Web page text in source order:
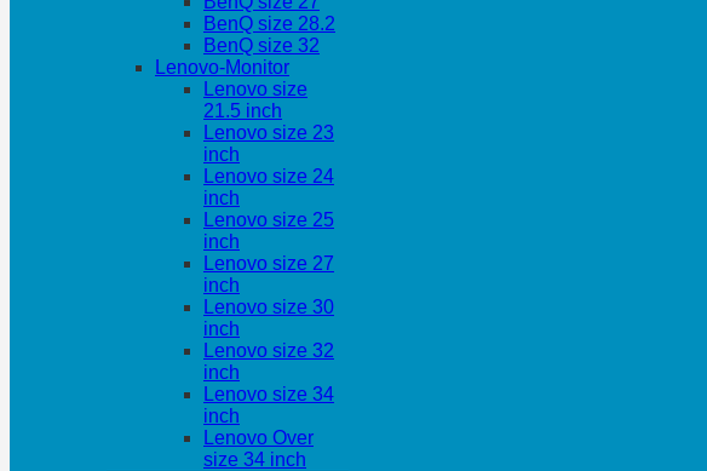
BenQ size 28.2
BenQ size 32
Lenovo-Monitor
Lenovo size
21.5 inch
Lenovo size 23
inch
Lenovo size 24
inch
Lenovo size 25
inch
Lenovo size 27
inch
Lenovo size 30
inch
Lenovo size 32
inch
Lenovo size 34
inch
Lenovo Over
size 34 inch